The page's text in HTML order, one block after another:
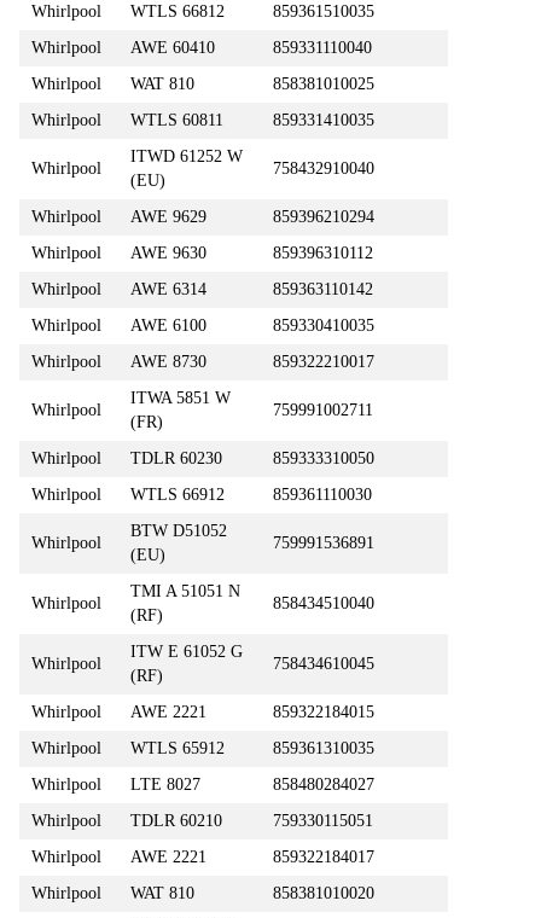
Whirlpool
WTLS 66812
859361510035
Whirlpool
AWE 60410
859331110040
Whirlpool
WAT 810
858381010025
Whirlpool
WTLS 60811 859331410035
Whirlpool
ITWD 61252 W
(EU)
758432910040
Whirlpool AWE 9629
859396210294
Whirlpool
AWE 9630
859396310112
Whirlpool
AWE 6314
859363110142
Whirlpool
AWE 6100
859330410035
Whirlpool
AWE 8730 859322210017
Whirlpool
ITWA 5851 W
(FR)
759991002711
Whirlpool TDLR 60230
859333310050
Whirlpool
WTLS 66912 859361110030
Whirlpool
BTW D51052
(EU)
759991536891
Whirlpool
TMI A 51051 N
(RF)
858434510040
Whirlpool
ITW E 61052 G
(RF)
758434610045
Whirlpool AWE 2221
859322184015
Whirlpool
WTLS 65912
859361310035
Whirlpool
LTE 8027
858480284027
Whirlpool
TDLR 60210
759330115051
Whirlpool
AWE 2221
859322184017
Whirlpool
WAT 810 858381010020